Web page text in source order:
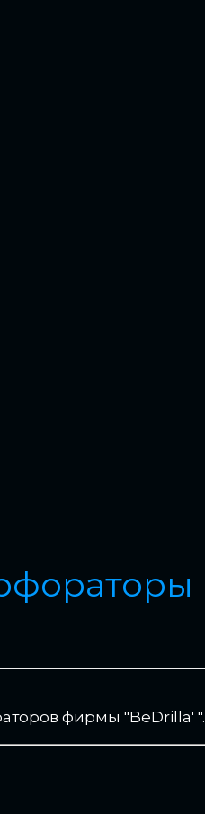
фирмы "BeDrilla' ".